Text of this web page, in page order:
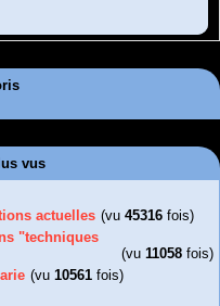
vus
actuelles (vu 45316 fois)
"techniques
(vu 11058 fois)
(vu 10561 fois)